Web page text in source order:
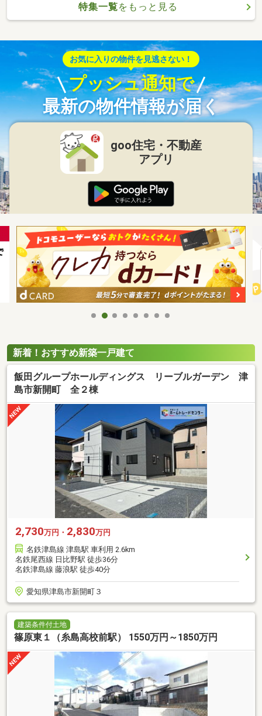
特集一覧をもっと見る
お気に入りの物件を見逃さない！
プッシュ通知で
最新の物件情報が届く
goo住宅・不動産
アプリ
新着！おすすめ新築一戸建て
飯田グループホールディングス リーブルガーデン 津
島市新開町 全２棟
2,730万円・ 2,830万円
名鉄津島線 津島駅 車利用 2.6km
名鉄尾西線 日比野駅 徒歩36分
名鉄津島線 藤浪駅 徒歩40分
愛知県津島市新開町３
建築条件付土地
篠原東１（糸島高校前駅） 1550万円～1850万円